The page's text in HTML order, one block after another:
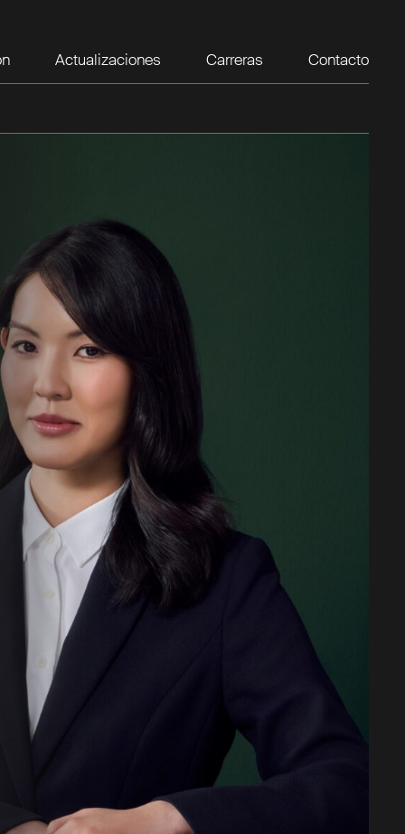
Actualizaciones Carreras Contacto